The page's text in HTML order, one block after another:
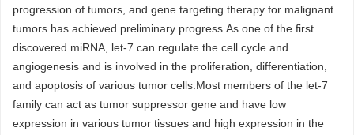
progression of tumors, and gene targeting therapy for malignant
tumors has achieved preliminary progress.As one of the first
discovered miRNA, let-7 can regulate the cell cycle and
angiogenesis and is involved in the proliferation, differentiation,
and apoptosis of various tumor cells.Most members of the let-7
family can act as tumor suppressor gene and have low
expression in various tumor tissues and high expression in the